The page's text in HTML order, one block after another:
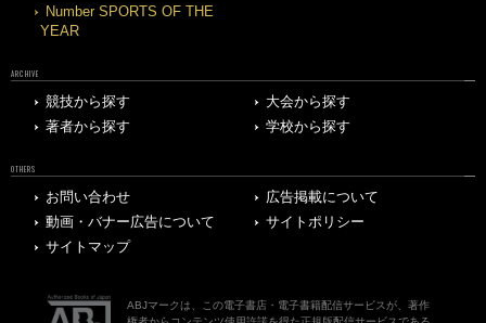
Number SPORTS OF THE
YEAR
ARCHIVE
競技から探す
大会から探す
著者から探す
学校から探す
OTHERS
お問い合わせ
広告掲載について
動画・バナー広告について
サイトポリシー
サイトマップ
ABJマークは、この電子書店・電子書籍配信サービスが、著作